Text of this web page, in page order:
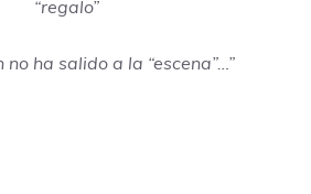
“regalo”
salido a la “escena”…”